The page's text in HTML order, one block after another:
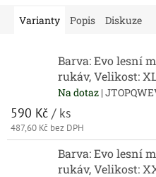
Varianty Popis Diskuze
Barva: Evo lesní
rukáv, Velikost:
Na dotaz |
590 Kč / ks
487,60 Kč bez DPH
Barva: Evo lesní
rukáv, Velikost: